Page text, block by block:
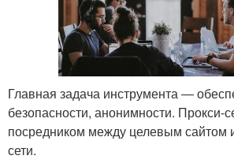
Главная задача инструмента ―
безопасности, анонимности. Прокси-
посредником между целевым сайтом
сети.